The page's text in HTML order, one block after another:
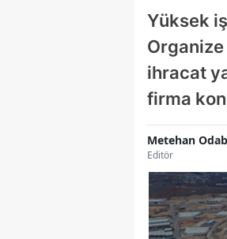
Yüksek
ihracat
firma
Metehan
Editör